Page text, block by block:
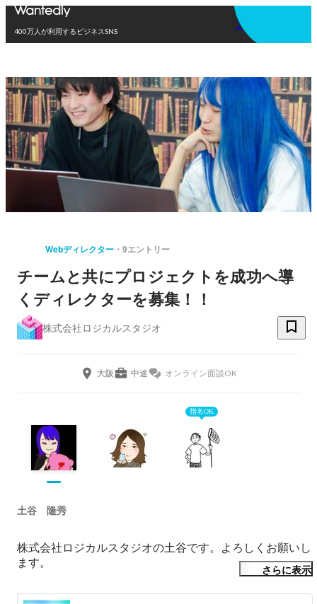
400万人が利用するビジネスSNS
アプリを使う
Webディレクター 9エントリー
チームと共にプロジェクトを成功へ導
くディレクターを募集！！
株式会社ロジカルスタジオ
大阪 中途 オンライン面談OK
指名OK
土谷 隆秀
株式会社ロジカルスタジオの土谷です。よろしくお願いし
ます。
さらに表示